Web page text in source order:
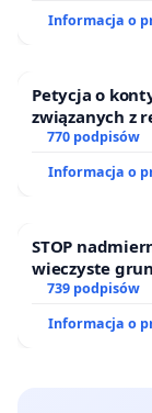
Informacja o
Petycja o
związanych z
770 podpisów
Informacja o
STOP
wieczyste
ogrody
739 podpisów
Informacja o